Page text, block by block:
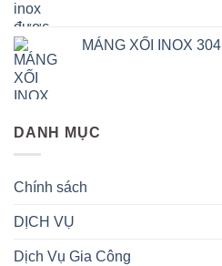
MÁNG XỐI INOX 304
DANH MỤC
Chính sách
DỊCH VỤ
Dịch Vụ Gia Công